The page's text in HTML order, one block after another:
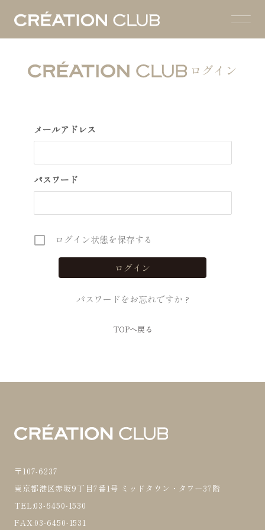
ログイン
メールアドレス
パスワード
ログイン状態を保存する
パスワードをお忘れですか ?
TOPへ戻る
〒107-6237
東京都港区赤坂9丁目7番1号 ミッドタウン・タワー37階
TEL:03-6450-1530
FAX:03-6450-1531